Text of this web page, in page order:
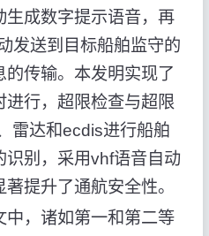
生成数字提示语音，再
发送到目标船舶监守的
传输。本发明实现了
进行，超限检查与超限
雷达和ecdis进行船舶
识别，采用vhf语音自动
提升了通航安全性。
中，诸如第一和第二等